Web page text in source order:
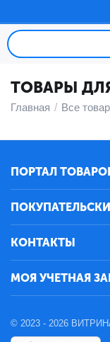
ТОВАРЫ
Главная / Все
ПОРТАЛ
КОНТАКТЫ
МОЯ УЧЕТНАЯ
© 2023 - 2026